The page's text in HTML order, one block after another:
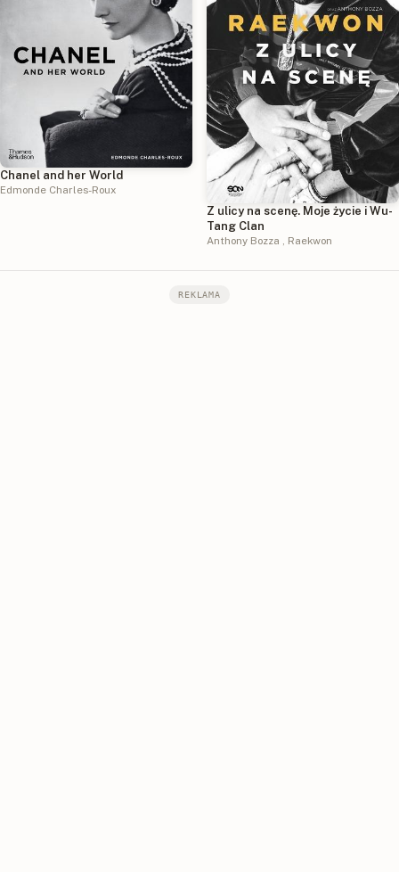
Chanel and her World
Edmonde Charles-Roux
Z ulicy na scenę. Moje życie i Wu-
Tang Clan
Anthony Bozza Raekwon
REKLAMA